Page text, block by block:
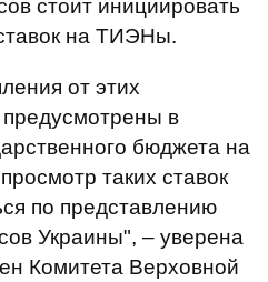
стоит инициировать
на ТИЭНы.
от этих
в
бюджета на
таких ставок
по представлению
Украины", – уверена
Комитета Верховной